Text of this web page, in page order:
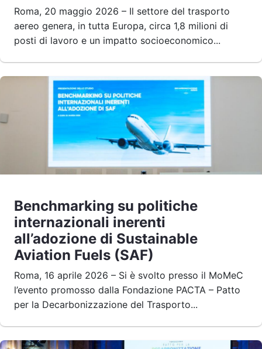
Roma, 20 maggio 2026 – Il settore del trasporto
aereo genera, in tutta Europa, circa 1,8 milioni di
posti di lavoro e un impatto socioeconomico...
Benchmarking su politiche
internazionali inerenti
all’adozione di Sustainable
Aviation Fuels (SAF)
Roma, 16 aprile 2026 – Si è svolto presso il MoMeC
l’evento promosso dalla Fondazione PACTA – Patto
per la Decarbonizzazione del Trasporto...